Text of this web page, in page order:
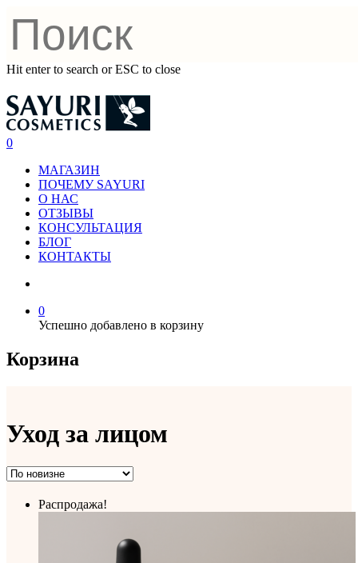
Hit enter to search or ESC to close
0
МАГАЗИН
ПОЧЕМУ SAYURI
О НАС
ОТЗЫВЫ
КОНСУЛЬТАЦИЯ
БЛОГ
КОНТАКТЫ
0
Успешно добавлено в корзину
Корзина
Уход за лицом
Распродажа!